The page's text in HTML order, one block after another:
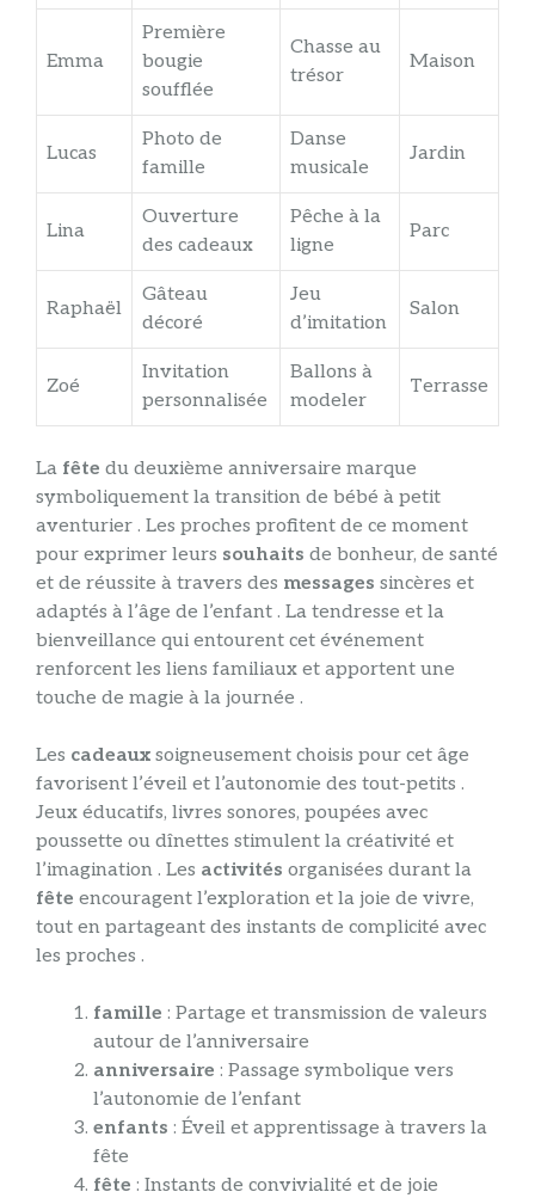
Emma
Première
bougie
soufflée
Chasse au
trésor
Maison
Lucas
Photo de
famille
Danse
musicale
Jardin
Lina
Ouverture
des cadeaux
Pêche à la
ligne
Parc
Raphaël
Gâteau
décoré
Jeu
d’imitation
Salon
Zoé
Invitation
personnalisée
Ballons à
modeler
Terrasse
La fête du deuxième anniversaire marque
symboliquement la transition de bébé à petit
aventurier . Les proches profitent de ce moment
pour exprimer leurs souhaits de bonheur, de santé
et de réussite à travers des messages sincères et
adaptés à l’âge de l’enfant . La tendresse et la
bienveillance qui entourent cet événement
renforcent les liens familiaux et apportent une
touche de magie à la journée .
Les cadeaux soigneusement choisis pour cet âge
favorisent l’éveil et l’autonomie des tout-petits .
Jeux éducatifs, livres sonores, poupées avec
poussette ou dînettes stimulent la créativité et
l’imagination . Les activités organisées durant la
fête encouragent l’exploration et la joie de vivre,
tout en partageant des instants de complicité avec
les proches .
famille : Partage et transmission de valeurs
autour de l’anniversaire
anniversaire : Passage symbolique vers
l’autonomie de l’enfant
enfants : Éveil et apprentissage à travers la
fête
fête : Instants de convivialité et de joie